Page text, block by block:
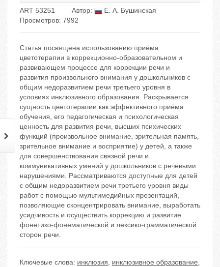
ART 53251 Автор:
Е. А. Бушинская
Просмотров: 7992
Статья посвящена использованию приёма
цветотерапии в коррекционно-образовательном и
развивающем процессе для коррекции речи и
развития произвольного внимания у дошкольников с
общим недоразвитием речи третьего уровня в
условиях инклюзивного образования. Раскрывается
сущность цветотерапии как эффективного приёма
обучения, его педагогическая и психологическая
ценность для развития речи, высших психических
функций (произвольное внимание, зрительная память,
зрительное внимание и восприятие) у детей, а также
для совершенствования связной речи и
коммуникативных умений у дошкольников с речевыми
нарушениями. Рассматриваются доступные для детей
с общим недоразвитием речи третьего уровня виды
работ с помощью мультимедийных презентаций,
позволяющие сконцентрировать внимание, выработать
усидчивость и осуществить коррекцию и развитие
фонетико-фонематической и лексико-грамматической
сторон речи.
Ключевые слова: инклюзия, инклюзивное образование,